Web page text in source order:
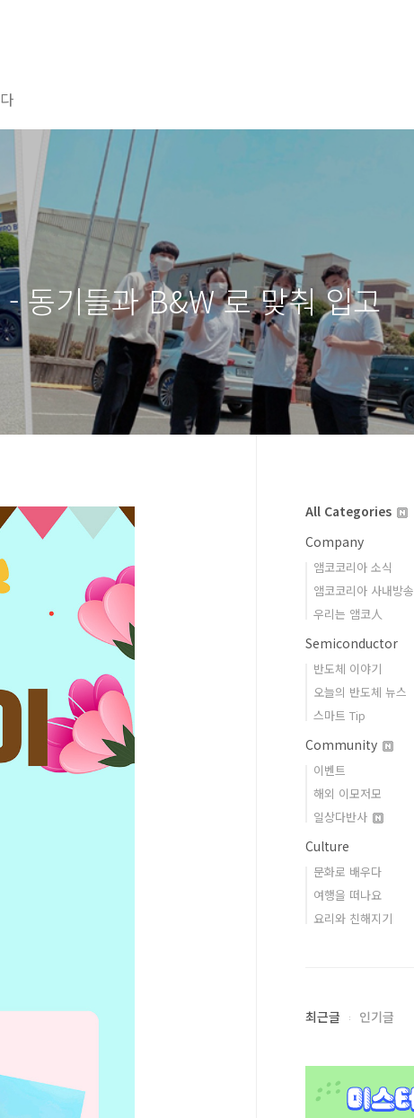
동기들과 B&W 로 맞춰 입고
All Categories
Company
앰코코리아 소식
앰코코리아 사내방송
우리는 앰코人
Semiconductor
반도체 이야기
오늘의 반도체 뉴스
스마트 Tip
Community
이벤트
해외 이모저모
일상다반사
Culture
문화로 배우다
여행을 떠나요
요리와 친해지기
최근글 인기글